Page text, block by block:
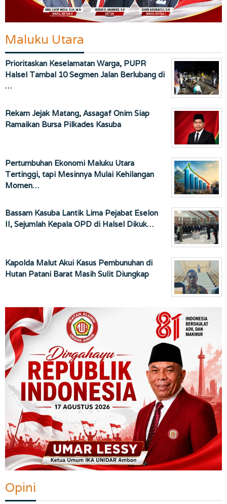
Maluku Utara
Prioritaskan Keselamatan Warga, PUPR
Halsel Tambal 10 Segmen Jalan Berlubang di
…
Rekam Jejak Matang, Assagaf Onim Siap
Ramaikan Bursa Pilkades Kasuba
Pertumbuhan Ekonomi Maluku Utara
Tertinggi, tapi Mesinnya Mulai Kehilangan
Momen…
Bassam Kasuba Lantik Lima Pejabat Eselon
II, Sejumlah Kepala OPD di Halsel Dikuk…
Kapolda Malut Akui Kasus Pembunuhan di
Hutan Patani Barat Masih Sulit Diungkap
Opini